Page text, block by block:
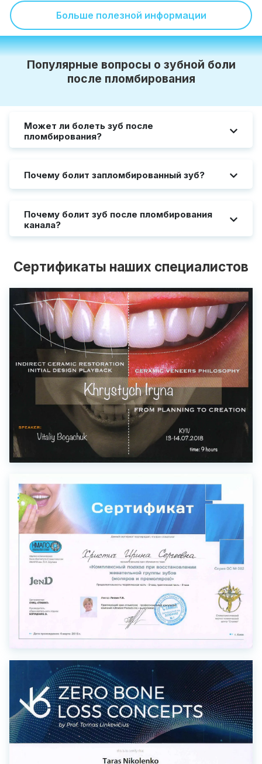
Больше полезной информации
Популярные вопросы о зубной боли
после пломбирования
Может ли болеть зуб после
пломбирования?
Почему болит запломбированный зуб?
Почему болит зуб после пломбирования
канала?
Сертификаты наших специалистов